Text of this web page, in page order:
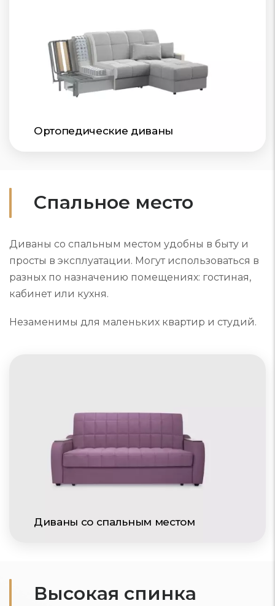
Ортопедические диваны
Диваны со спальным местом
Спальное место
Диваны со спальным местом удобны в быту и
просты в эксплуатации. Могут использоваться в
разных по назначению помещениях: гостиная,
кабинет или кухня.
Незаменимы для маленьких квартир и студий.
Высокая спинка